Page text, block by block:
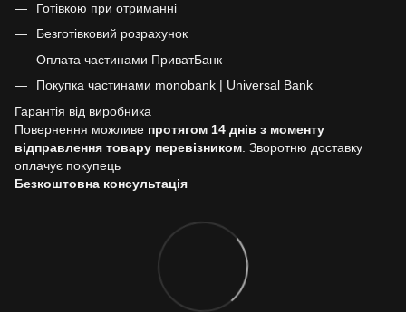
Готівкою при отриманні
Безготівковий розрахунок
Оплата частинами ПриватБанк
Покупка частинами monobank | Universal Bank
Гарантія від виробника
Повернення можливе протягом 14 днів з моменту
відправлення товару перевізником . Зворотню доставку
оплачує покупець
Безкоштовна консультація